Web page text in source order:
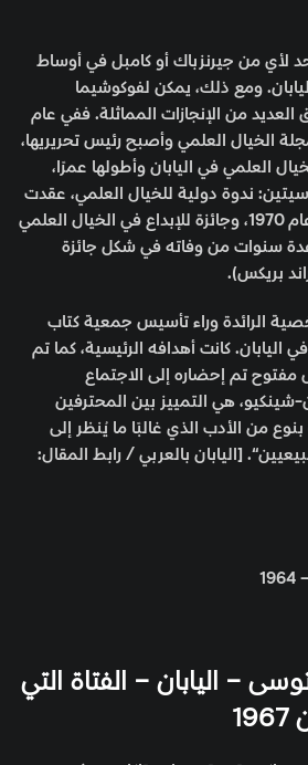
لأي من جيرنزباك أو كامبل في أوساط
ومع ذلك، يمكن لفوكوشيما
من الإنجازات المماثلة. ففي عام
الخيال العلمي وأصبح رئيس تحريريها،
العلمي في اليابان وأطولها عمرًا،
ندوة دولية للخيال العلمي، عقدت
وهو على قيد الحياة في عام 1970، وجائزة للإبداع في الخيال العلمي
سنوات من وفاته في شكل جائزة
بريكس).
الرائدة وراء تأسيس جمعية كتاب
في اليابان. كانت أهدافه الرئيسية، كما تم
تم إحضاره إلى الاجتماع
هي التمييز بين المحترفين
من الأدب الذي غالبًا ما يُنظر إلى
[اليابان بالعربي / رابط المقال:
– اليابان – الفتاة التي